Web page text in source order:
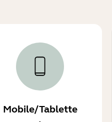
Mobile/Tablette